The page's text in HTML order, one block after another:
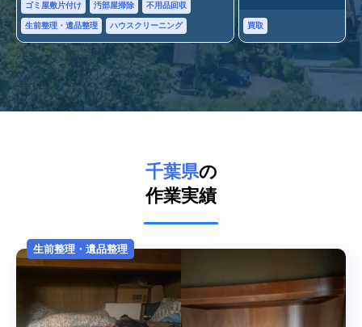
ゴミ屋敷片付け 汚部屋掃除 不用品回収
生前整理・遺品整理 ハウスクリーニング 買取
千葉県の
作業実績
生前整理・遺品整理